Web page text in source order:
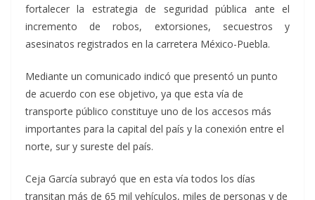
fortalecer la estrategia de seguridad pública ante el
incremento de robos, extorsiones, secuestros y
asesinatos registrados en la carretera México-Puebla.
Mediante un comunicado indicó que presentó un punto
de acuerdo con ese objetivo, ya que esta vía de
transporte público constituye uno de los accesos más
importantes para la capital del país y la conexión entre el
norte, sur y sureste del país.
Ceja García subrayó que en esta vía todos los días
transitan más de 65 mil vehículos, miles de personas y de